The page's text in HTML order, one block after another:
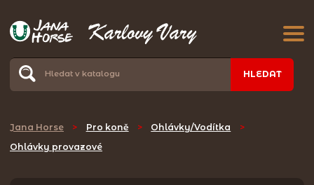
HLEDAT
Jana Horse > Pro koně > Ohlávky/Vodítka
>
Ohlávky provazové